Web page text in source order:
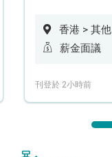
香港 > 其他
薪金面議
刊登於 2小時前